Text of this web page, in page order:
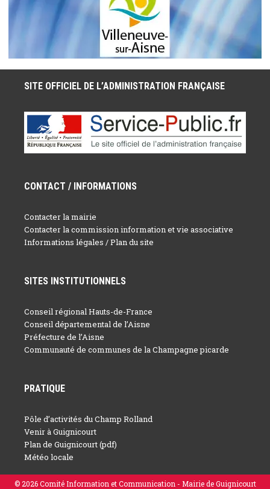
SITE OFFICIEL DE L’ADMINISTRATION FRANÇAISE
CONTACT / INFORMATIONS
Contacter la mairie
Contacter la commission information et vie associative
Informations légales / Plan du site
SITES INSTITUTIONNELS
Conseil régional Hauts-de-France
Conseil départemental de l’Aisne
Préfecture de l’Aisne
Communauté de communes de la Champagne picarde
PRATIQUE
Pôle d’activités du Champ Rolland
Venir à Guignicourt
Plan de Guignicourt (pdf)
Météo locale
© 2026 Comité Information et Communication - Mairie de Guignicourt